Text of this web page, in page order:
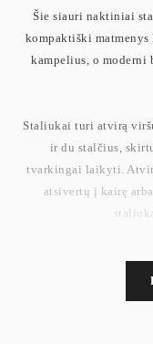
Šie siauri naktiniai
kompaktiški
kampelius, o
Staliukai turi atvirą
ir du stalčius,
tvarkingai laikyti.
atsivertų į kairę
staliukai yra tvirti ir
kiekvienas stalčius